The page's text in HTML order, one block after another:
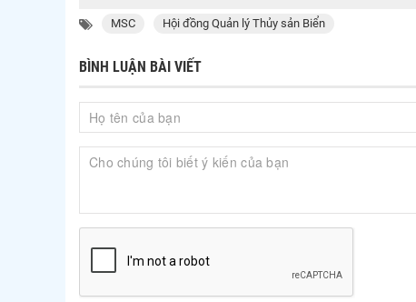
MSC Hội đồng Quản lý Thủy sản Biển
BÌNH LUẬN BÀI VIẾT